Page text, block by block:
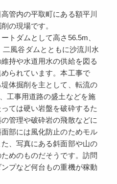
管内の平取町にある額平川
の現場です。
トダムとして高さ56.5m、
風谷ダムとともに沙流川水
持や水道用水の供給を図る
られています。本工事で
体掘削を主として、転流の
工事用道路の盛土などを施
ては硬い岩盤を破砕するた
管理や破砕岩の飛散などに
部には風化防止のためモル
、写真にある斜面部や山の
めのものだそうです。訪問
プなど何台もの重機が稼動